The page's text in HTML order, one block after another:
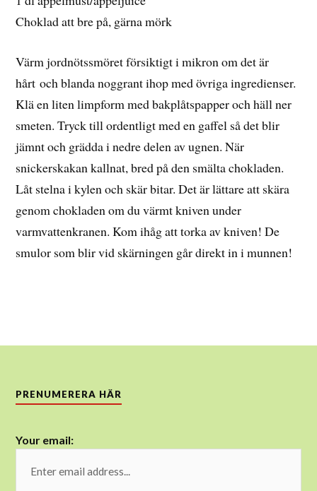
Choklad att bre på, gärna mörk
Värm jordnötssmöret försiktigt i mikron om det är
hårt och blanda noggrant ihop med övriga ingredienser.
Klä en liten limpform med bakplåtspapper och häll ner
smeten. Tryck till ordentligt med en gaffel så det blir
jämnt och grädda i nedre delen av ugnen. När
snickerskakan kallnat, bred på den smälta chokladen.
Låt stelna i kylen och skär bitar. Det är lättare att skära
genom chokladen om du värmt kniven under
varmvattenkranen. Kom ihåg att torka av kniven! De
smulor som blir vid skärningen går direkt in i munnen!
PRENUMERERA HÄR
Your email: